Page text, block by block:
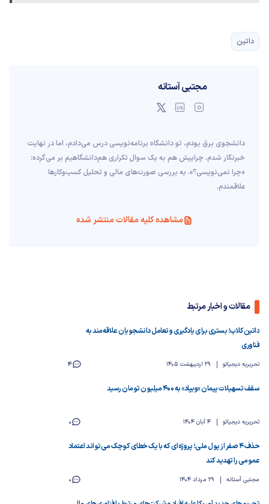
داتین
مجتبی آستانه
دانشجوی برق بودم، تو دانشگاه برنامه‌نویسی درس می‌دادم، اما در نهایت
خبرنگار شدم. چراییش هم به یک سوال تکراری هم‌دانشگاهیم بر می‌گرده:
«چرا نمی‌نویسی؟». به بررسی صورت‌های مالی و تحلیل کسب‌وکارها
علاقمندم.
مشاهده کلیه مقالات منتشر شده
مقالات و اخبار مرتبط
داتین‌کلاب؛ بستری برای یادگیری و تعامل دانشجویان علاقه‌مند به
فناوری
تحریریه دیجیاتو 29 اردیبهشت 1405 4
سقف تسهیلات پیمان «ویپاد» به ۴۰۰ میلیون تومان رسید
تحریریه دیجیاتو 4 آبان 1404 0
حذف ۴ صفر از پول ملی؛ پروژه‌ای که با یک خطای کوچک می‌تواند اعتماد
عمومی را تهدید کند
مجتبی آستانه 29 مرداد 1404 0